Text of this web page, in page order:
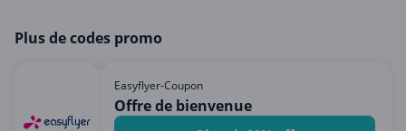
Plus de codes promo
Easyflyer-Coupon
Offre de bienvenue